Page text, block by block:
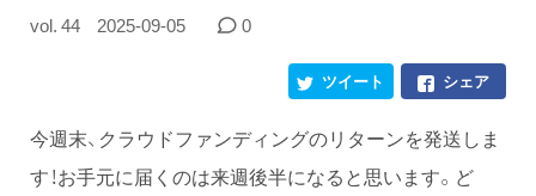
vol. 44 2025-09-05 0
シェア
ツイート
今週末、クラウドファンディングのリターンを発送しま
す！お手元に届くのは来週後半になると思います。ど